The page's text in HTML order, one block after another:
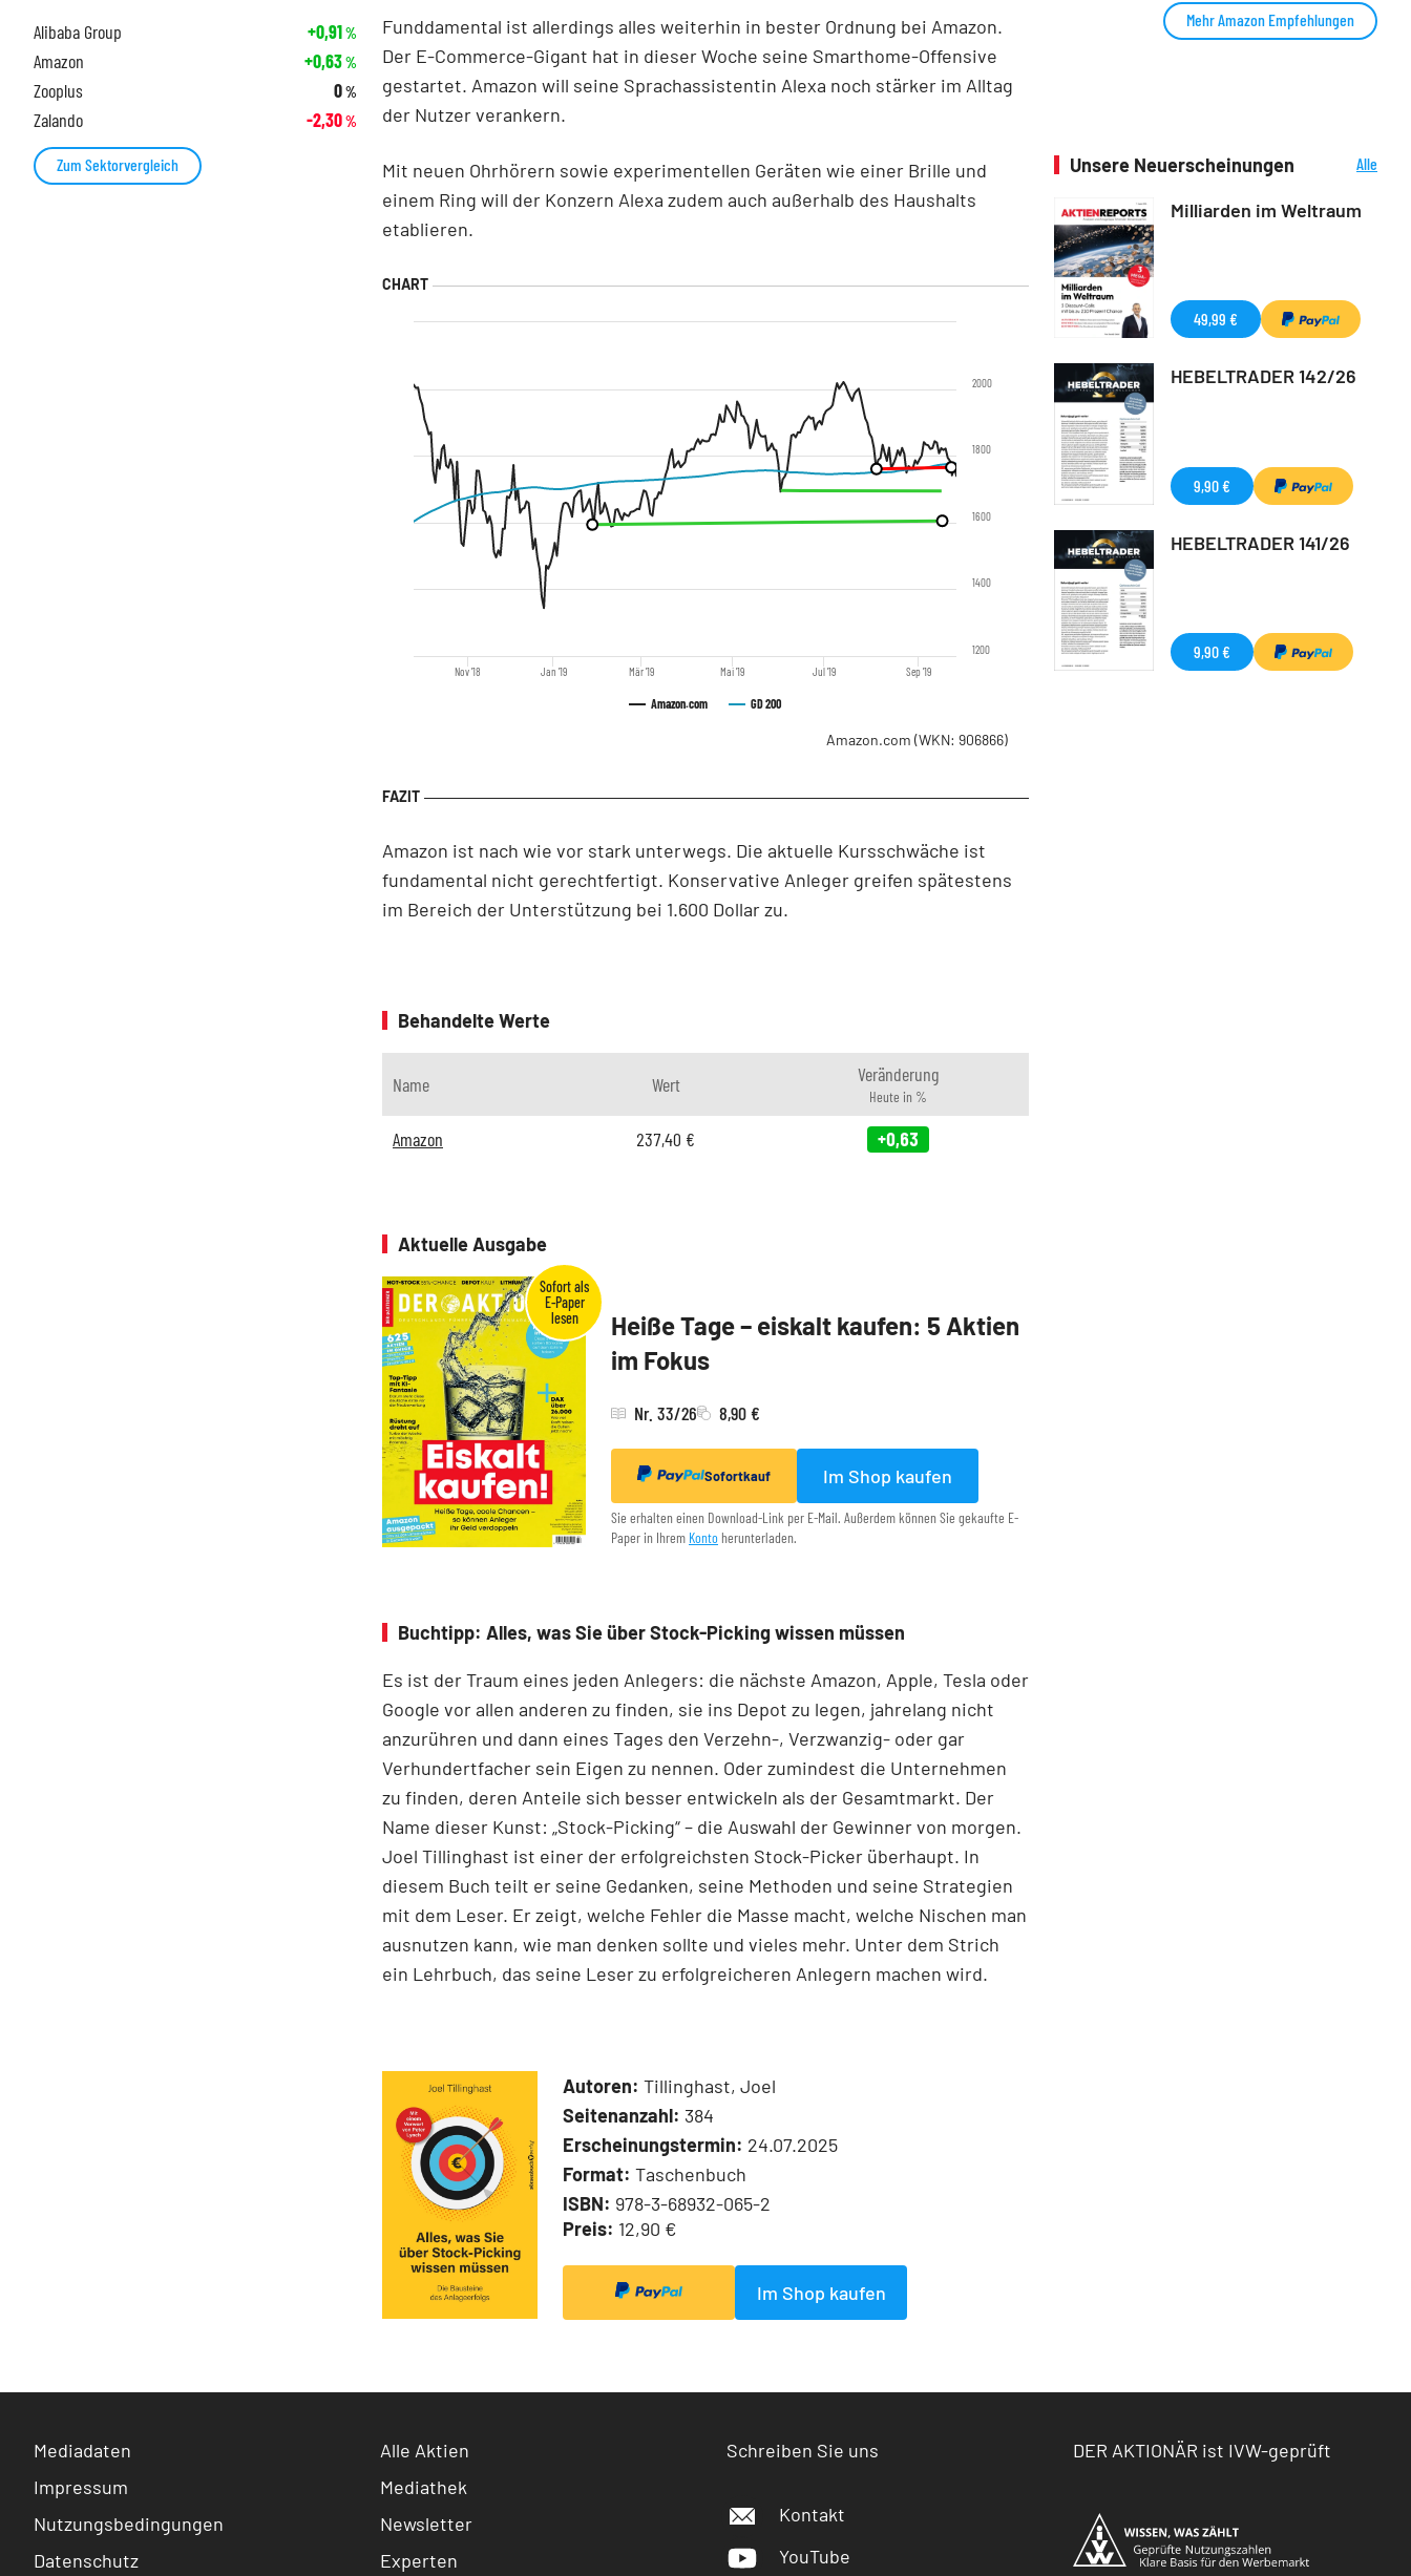
Funddamental ist allerdings alles weiterhin in bester Ordnung bei Amazon.
Der E-Commerce-Gigant hat in dieser Woche seine Smarthome-Offensive
gestartet. Amazon will seine Sprachassistentin Alexa noch stärker im Alltag
der Nutzer verankern.
Mit neuen Ohrhörern sowie experimentellen Geräten wie einer Brille und
einem Ring will der Konzern Alexa zudem auch außerhalb des Haushalts
etablieren.
Amazon.com GD 200
Nov '18 Jan '19 Mär '19 Mai '19 Jul '19 Sep '19
1200
1400
1600
1800
2000
Amazon.com (WKN: 906866)
Amazon ist nach wie vor stark unterwegs. Die aktuelle Kursschwäche ist
fundamental nicht gerechtfertigt. Konservative Anleger greifen spätestens
im Bereich der Unterstützung bei 1.600 Dollar zu.
Behandelte Werte
Name Wert Veränderung
Heute in %
Amazon 237,40 € +0,63
Aktuelle Ausgabe
Heiße Tage – eiskalt kaufen: 5 Aktien
im Fokus
Nr. 33/26 8,90 €
Sofortkauf Im Shop kaufen
Sie erhalten einen Download-Link per E-Mail. Außerdem können Sie gekaufte E-
Paper in Ihrem Konto herunterladen.
Buchtipp: Alles, was Sie über Stock-Picking wissen müssen
Es ist der Traum eines jeden Anlegers: die nächste Amazon, Apple, Tesla oder
Google vor allen anderen zu finden, sie ins Depot zu legen, jahrelang nicht
anzurühren und dann eines Tages den Verzehn-, Verzwanzig- oder gar
Verhundertfacher sein Eigen zu nennen. Oder zumindest die Unternehmen
zu finden, deren Anteile sich besser entwickeln als der Gesamtmarkt. Der
Name dieser Kunst: „Stock-Picking“ – die Auswahl der Gewinner von morgen.
Joel Tillinghast ist einer der erfolgreichsten Stock-Picker überhaupt. In
diesem Buch teilt er seine Gedanken, seine Methoden und seine Strategien
mit dem Leser. Er zeigt, welche Fehler die Masse macht, welche Nischen man
ausnutzen kann, wie man denken sollte und vieles mehr. Unter dem Strich
ein Lehrbuch, das seine Leser zu erfolgreicheren Anlegern machen wird.
Autoren: Tillinghast, Joel
Seitenanzahl: 384
Erscheinungstermin: 24.07.2025
Format: Taschenbuch
ISBN: 978-3-68932-065-2
Preis: 12,90 €
Im Shop kaufen
Alibaba Group
+0,91%
Amazon +0,63%
Zooplus 0%
Zalando -2,30%
Zum Sektorvergleich
Mehr Amazon Empfehlungen
Unsere Neuerscheinungen
Alle
Milliarden im Weltraum
49,99 €
HEBELTRADER 142/26
9,90 €
HEBELTRADER 141/26
9,90 €
Mediadaten
Impressum
Nutzungsbedingungen
Datenschutz
Alle Aktien
Mediathek
Newsletter
Experten
Schreiben Sie uns
Kontakt
YouTube
DER AKTIONÄR ist IVW-geprüft